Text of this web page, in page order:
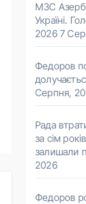
МЗС
Україні.
2026 7
Федоров
Серпня,
Рада
за сім
залишали
2026
Федоров